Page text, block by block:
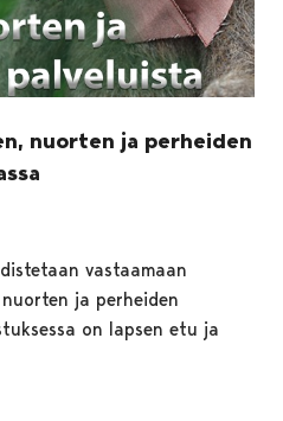
nuorten ja perheiden
vastaamaan
ja perheiden
on lapsen etu ja